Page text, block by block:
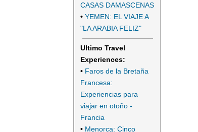
CASAS DAMASCENAS
• YEMEN: EL VIAJE A
"LA ARABIA FELIZ"
Ultimo Travel
Experiences:
• Faros de la Bretaña
Francesa:
Experiencias para
viajar en otoño -
Francia
• Menorca: Cinco